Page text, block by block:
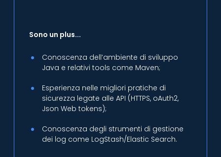
Sono un plus...
Conoscenza dell’ambiente di sviluppo
Java e relativi tools come Maven;
Esperienza nelle migliori pratiche di
sicurezza legate alle API (HTTPS, oAuth2,
Json Web tokens);
Conoscenza degli strumenti di gestione
dei log come LogStash/Elastic Search.